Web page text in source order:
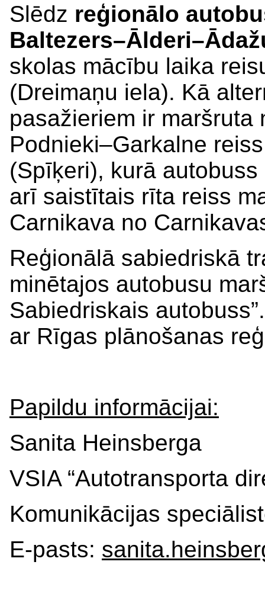
Slēdz reģionālo
skolas mācību laika
(Dreimaņu iela). Kā
pasažieriem ir maršruta
Podnieki–Garkalne
(Spīķeri), kurā
arī saistītais rīta reiss
Carnikava no
Reģionālā sabiedriskā
minētajos autobusu
Sabiedriskais
ar Rīgas plānošanas
Papildu informācijai:
Sanita Heinsberga
VSIA “Autotransporta
Komunikācijas
E-pasts: